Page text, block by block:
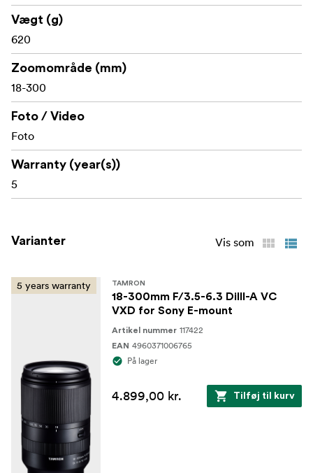
vilkår og betingelser
.
Vægt (g)
620
Zoomområde (mm)
18-300
Foto / Video
Foto
Warranty (year(s))
5
Varianter Vis som
5 years warranty TAMRON
18-300mm F/3.5-6.3 DiIII-A VC
VXD for Sony E-mount
Artikel nummer 117422
EAN 4960371006765
På lager
4.899,00 kr. Tilføj til kurv